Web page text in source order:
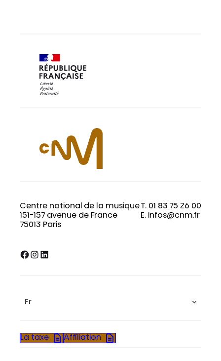
Centre national de la musique
151-157 avenue de France
75013 Paris
T. 01 83 75 26 00
E. infos@cnm.fr
Facebook InstagramLinkedIn
Fr
La taxe Affiliation